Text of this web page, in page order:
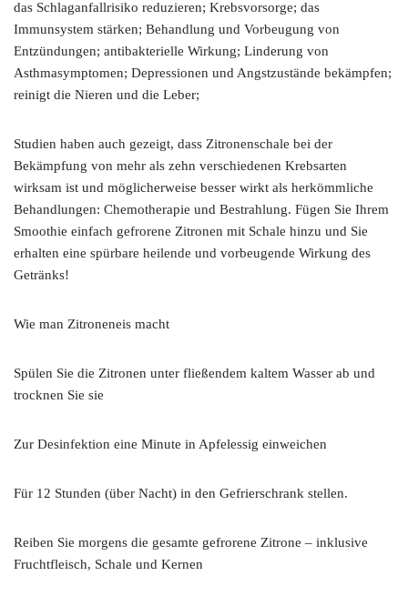
das Schlaganfallrisiko reduzieren; Krebsvorsorge; das
Immunsystem stärken; Behandlung und Vorbeugung von
Entzündungen; antibakterielle Wirkung; Linderung von
Asthmasymptomen; Depressionen und Angstzustände bekämpfen;
reinigt die Nieren und die Leber;
Studien haben auch gezeigt, dass Zitronenschale bei der
Bekämpfung von mehr als zehn verschiedenen Krebsarten
wirksam ist und möglicherweise besser wirkt als herkömmliche
Behandlungen: Chemotherapie und Bestrahlung. Fügen Sie Ihrem
Smoothie einfach gefrorene Zitronen mit Schale hinzu und Sie
erhalten eine spürbare heilende und vorbeugende Wirkung des
Getränks!
Wie man Zitroneneis macht
Spülen Sie die Zitronen unter fließendem kaltem Wasser ab und
trocknen Sie sie
Zur Desinfektion eine Minute in Apfelessig einweichen
Für 12 Stunden (über Nacht) in den Gefrierschrank stellen.
Reiben Sie morgens die gesamte gefrorene Zitrone – inklusive
Fruchtfleisch, Schale und Kernen